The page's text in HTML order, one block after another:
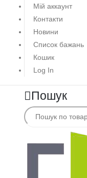
Мій аккаунт
Контакти
Новини
Список бажань
Кошик
Log In
Пошук